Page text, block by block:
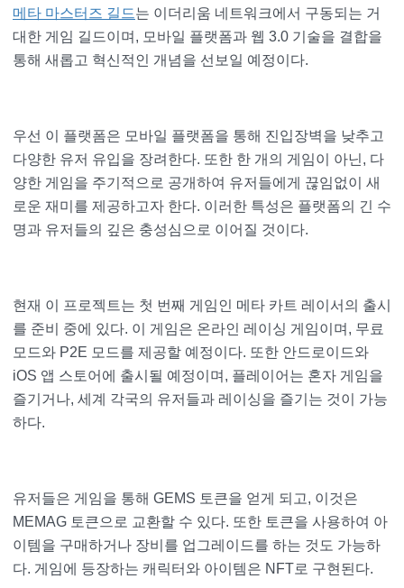
메타 마스터즈 길드는 이더리움 네트워크에서 구동되는 거
대한 게임 길드이며, 모바일 플랫폼과 웹 3.0 기술을 결합을
통해 새롭고 혁신적인 개념을 선보일 예정이다.
우선 이 플랫폼은 모바일 플랫폼을 통해 진입장벽을 낮추고
다양한 유저 유입을 장려한다. 또한 한 개의 게임이 아닌, 다
양한 게임을 주기적으로 공개하여 유저들에게 끊임없이 새
로운 재미를 제공하고자 한다. 이러한 특성은 플랫폼의 긴 수
명과 유저들의 깊은 충성심으로 이어질 것이다.
현재 이 프로젝트는 첫 번째 게임인 메타 카트 레이서의 출시
를 준비 중에 있다. 이 게임은 온라인 레이싱 게임이며, 무료
모드와 P2E 모드를 제공할 예정이다. 또한 안드로이드와
iOS 앱 스토어에 출시될 예정이며, 플레이어는 혼자 게임을
즐기거나, 세계 각국의 유저들과 레이싱을 즐기는 것이 가능
하다.
유저들은 게임을 통해 GEMS 토큰을 얻게 되고, 이것은
MEMAG 토큰으로 교환할 수 있다. 또한 토큰을 사용하여 아
이템을 구매하거나 장비를 업그레이드를 하는 것도 가능하
다. 게임에 등장하는 캐릭터와 아이템은 NFT로 구현된다.